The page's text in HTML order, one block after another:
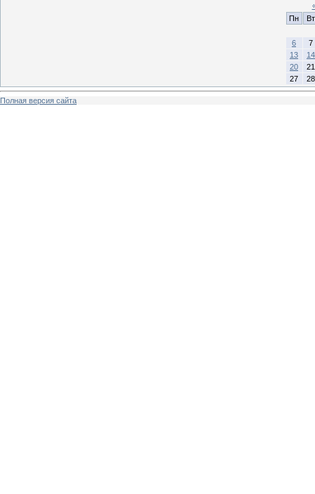
Пн
Вт
6
7
13
14
20
21
27
28
Полная версия сайта